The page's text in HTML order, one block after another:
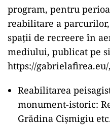
program, pentru
reabilitare a
spații de recreere în
mediului, publicat pe
https://
Reabilitarea
monument-istoric:
Grădina Cișmigiu